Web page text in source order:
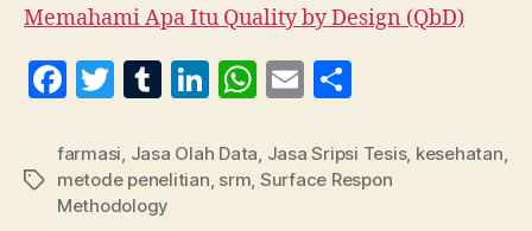
Memahami Apa Itu Quality by Design (QbD)
F
c
e
T
itt
er
T
m
bl
Li
k
e
W
at
s
E
ai
l
a
re
Tag
farmasi, Jasa Olah Data, Jasa Sripsi Tesis, kesehatan,
metode penelitian, srm, Surface Respon
Methodology